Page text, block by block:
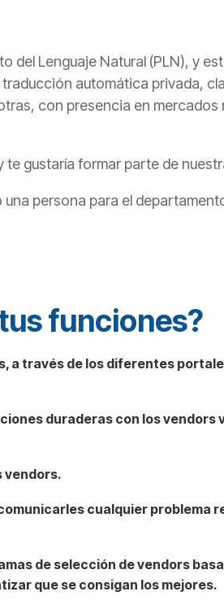
del Lenguaje Natural (PLN), y
automática privada,
con presencia en
gustaría formar parte de
persona para el
funciones?
, a través de los diferentes
duraderas con losvendors
vendors.
cualquier problema
de selección devendors
que se consigan los mejores.